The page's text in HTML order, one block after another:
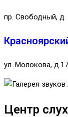
пр. Свободный, д.
ул. Молокова,
Центр